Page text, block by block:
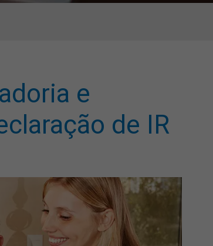
e
de IR